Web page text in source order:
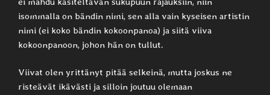
isommalla on bändin nimi, sen alla vain kyseisen artistin
nimi (ei koko bändin kokoonpanoa) ja siitä viiva
kokoonpanoon, johon hän on tullut.
Viivat olen yrittänyt pitää selkeinä, mutta joskus ne
risteävät ikävästi ja silloin joutuu olemaan